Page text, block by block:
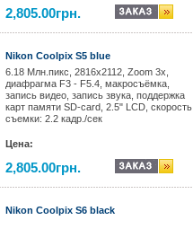
2,805.00грн.
Nikon Coolpix S5 blue
6.18 Mлн.пикс, 2816x2112, Zoom 3x,
диафрагма F3 - F5.4, макросъёмка,
запись видео, запись звука, поддержка
карт памяти SD-card, 2.5" LCD, скорость
съемки: 2.2 кадр./сек
Цена:
2,805.00грн.
Nikon Coolpix S6 black